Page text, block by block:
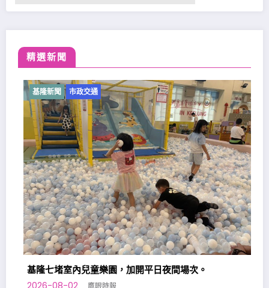
精選新聞
基隆新聞 市政交通
基隆七堵室內兒童樂園，加開平日夜間場次。